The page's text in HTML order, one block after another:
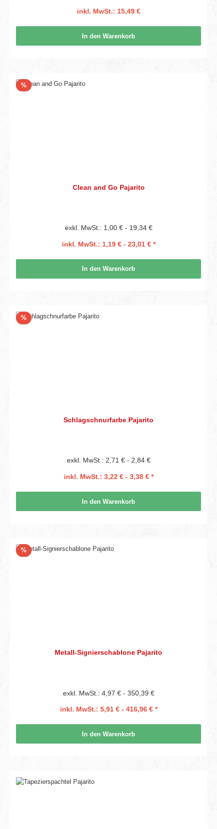
inkl. MwSt.: 15,49 €
In den Warenkorb
%Rabatt
Clean and Go Pajarito
exkl. MwSt.: 1,00 € - 19,34 €
inkl. MwSt.: 1,19 € - 23,01 € *
In den Warenkorb
%Rabatt
Schlagschnurfarbe Pajarito
exkl. MwSt.: 2,71 € - 2,84 €
inkl. MwSt.: 3,22 € - 3,38 € *
In den Warenkorb
%Rabatt
Metall-Signierschablone Pajarito
exkl. MwSt.: 4,97 € - 350,39 €
inkl. MwSt.: 5,91 € - 416,96 € *
In den Warenkorb